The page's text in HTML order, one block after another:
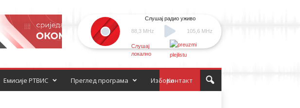
88,3 MHz
Слушај радио уживо
105,6 MHz
Слушај
локално
Емисије РТВИС Контакт
Преглед програма Избори